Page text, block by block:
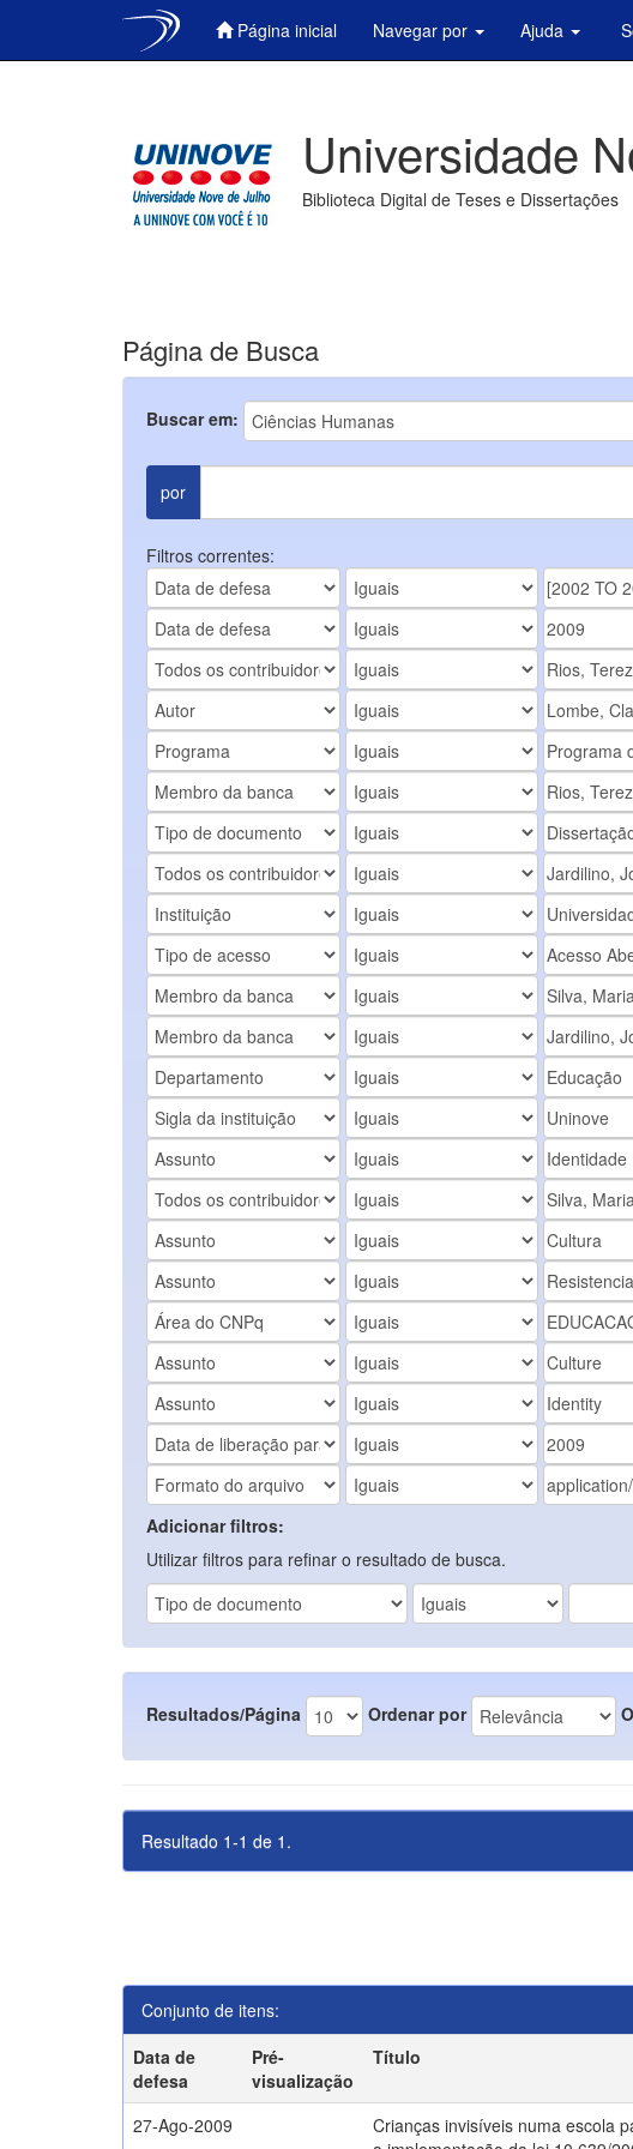
Página inicial Navegar por Ajuda
Universidade
Biblioteca Digital de Teses e Dissertações
Página de Busca
Buscar em:
por
Filtros correntes:
Adicionar filtros:
Utilizar filtros para refinar o resultado de busca.
Resultados/Página Ordenar por
Resultado 1-1 de 1.
Conjunto de itens:
Data de
defesa
Pré-
visualização
Título
27-Ago-2009
Crianças invisíveis numa escola